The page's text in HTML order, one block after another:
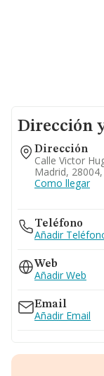
Dirección
Dirección
Calle Victor
Madrid,
Como llegar
Teléfono
Añadir
Web
Añadir Web
Email
Añadir Email